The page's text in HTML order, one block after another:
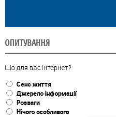
ОПИТУВАННЯ
Що для вас інтернет?
Сенс життя
Джерело інформації
Розваги
Нічого особливого